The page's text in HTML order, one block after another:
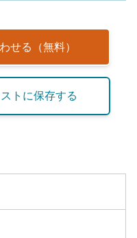
せる（無料）
トに保存する